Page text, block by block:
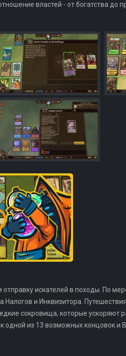
властей - от богатства до
искателей в походы. По
и Инквизитора.
сокровища, которые ускоряют
одной из 13 возможных концовок и